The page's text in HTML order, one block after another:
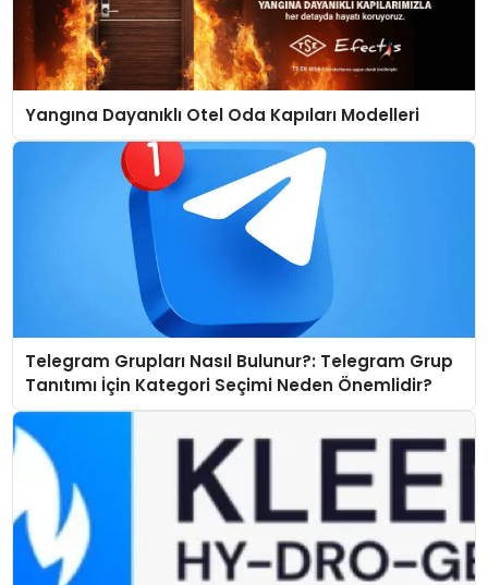
Yangına Dayanıklı Otel Oda Kapıları Modelleri
Telegram Grupları Nasıl Bulunur?: Telegram Grup
Tanıtımı İçin Kategori Seçimi Neden Önemlidir?